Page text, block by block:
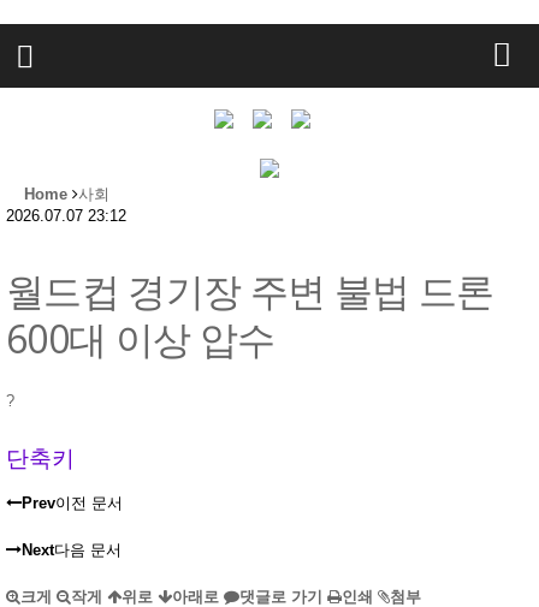
Home 사회
2026.07.07 23:12
월드컵 경기장 주변 불법 드론
600대 이상 압수
?
단축키
Prev이전 문서
Next다음 문서
크게 작게 위로 아래로 댓글로 가기 인쇄 첨부